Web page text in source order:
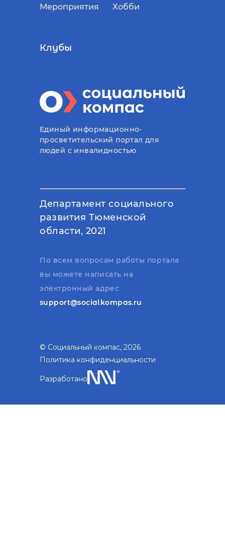
Мероприятия
Хобби
Клубы
Единый информационно-
просветительский портал для
людей с инвалидностью
Департамент социального
развития Тюменской
области, 2021
По всем вопросам работы портала
вы можете написать на
электронный адрес
support@socialkompas.ru
© Социальный компас, 2026
Политика конфиденциальности
Разработано